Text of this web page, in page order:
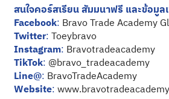
สนใจคอร์สเรียน สัมมนาฟรี และข้อมูล
Facebook: Bravo Trade Academy
Twitter:Toeybravo
Instagram: Bravotradeacademy
TikTok: @bravo_tradeacademy
Line@: BravoTradeAcademy
Website: